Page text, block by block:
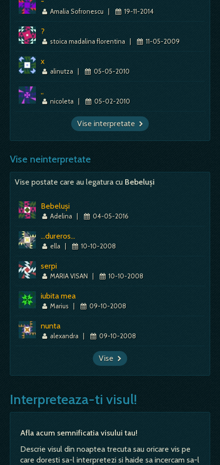
Amalia Sofronescu | 19-11-2014
?
stoica madalina florentina | 11-05-2009
x
alinutza | 05-05-2010
,,
nicoleta | 05-02-2010
Vise interpretate
Vise neinterpretate
Vise postate care au legatura cu Bebeluşi
Bebeluşi
Adelina | 04-05-2016
...dureros...
ella | 10-10-2008
serpi
MARIA VISAN | 10-10-2008
iubita mea
Marius | 09-10-2008
nunta
alexandra | 09-10-2008
Vise
Interpreteaza-ti visul!
Afla acum semnificatia visului tau!
Descrie visul din noaptea trecuta sau oricare vis pe
care doresti sa-l interpretezi si haide sa incercam sa-l